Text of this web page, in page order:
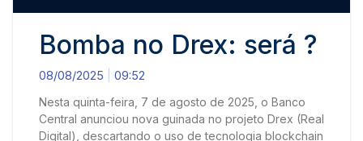
Bomba no Drex: será ?
08/08/2025
09:52
Nesta quinta-feira, 7 de agosto de 2025, o Banco
Central anunciou nova guinada no projeto Drex (Real
Digital), descartando o uso de tecnologia blockchain